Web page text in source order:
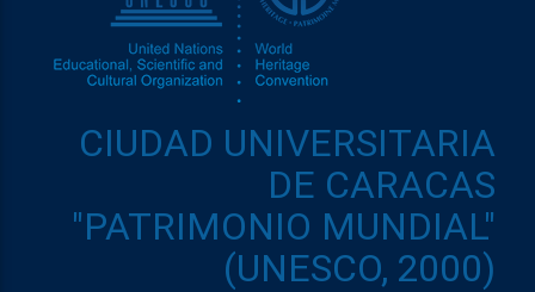
CIUDAD UNIVERSITARIA
DE CARACAS
"PATRIMONIO MUNDIAL"
(UNESCO, 2000)